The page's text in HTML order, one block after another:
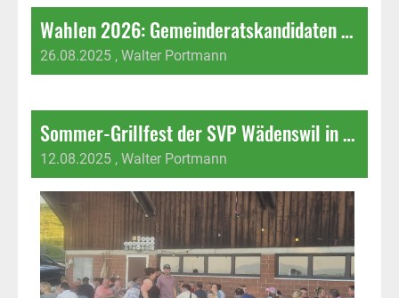
Wahlen 2026: Gemeinderatskandidaten SVP Wädenswil
26.08.2025 , Walter Portmann
Sommer-Grillfest der SVP Wädenswil in Hütten
12.08.2025 , Walter Portmann